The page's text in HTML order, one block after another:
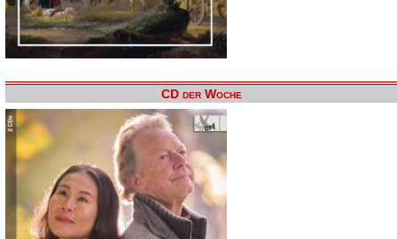
CD der Woche